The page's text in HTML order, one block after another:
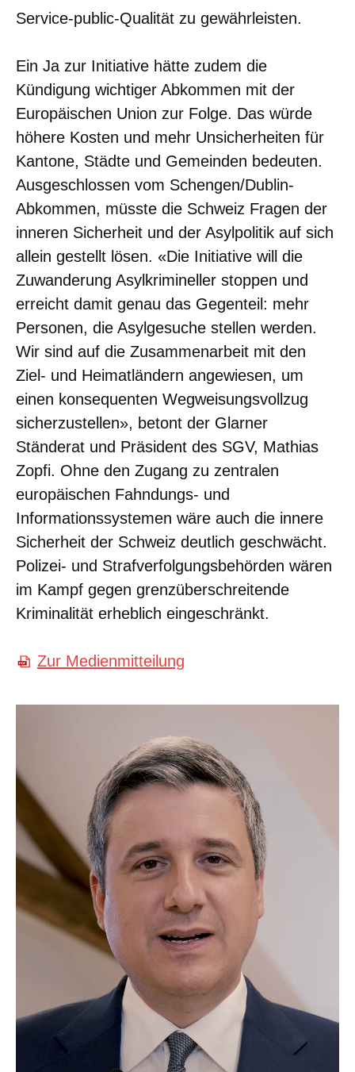
Service-public-Qualität zu gewährleisten.
Ein Ja zur Initiative hätte zudem die
Kündigung wichtiger Abkommen mit der
Europäischen Union zur Folge. Das würde
höhere Kosten und mehr Unsicherheiten für
Kantone, Städte und Gemeinden bedeuten.
Ausgeschlossen vom Schengen/Dublin-
Abkommen, müsste die Schweiz Fragen der
inneren Sicherheit und der Asylpolitik auf sich
allein gestellt lösen. «Die Initiative will die
Zuwanderung Asylkrimineller stoppen und
erreicht damit genau das Gegenteil: mehr
Personen, die Asylgesuche stellen werden.
Wir sind auf die Zusammenarbeit mit den
Ziel- und Heimatländern angewiesen, um
einen konsequenten Wegweisungsvollzug
sicherzustellen», betont der Glarner
Ständerat und Präsident des SGV, Mathias
Zopfi. Ohne den Zugang zu zentralen
europäischen Fahndungs- und
Informationssystemen wäre auch die innere
Sicherheit der Schweiz deutlich geschwächt.
Polizei- und Strafverfolgungsbehörden wären
im Kampf gegen grenzüberschreitende
Kriminalität erheblich eingeschränkt.
Zur Medienmitteilung